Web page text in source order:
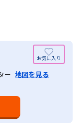
家庭学習（宿題学
上を進める。週2
子を観察しなが
以外の日のため
化と学力の定着
習も可能だ。
学習時間を30～
、子どもが集中
±10分」と考えら
を超えて勉強し
考え、単なる長
ている。そのた
。
教材開発ノウハ
いる点だ。この
しており、学校
応用まで、少し
とができ、基礎
数と国語を重視
ー 地図を見る